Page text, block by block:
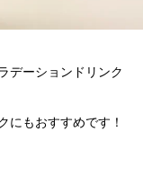
デーションドリンク
にもおすすめです！